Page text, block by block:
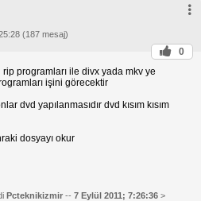
(187 mesaj)
0
programları ile divx yada mkv ye
işini görecektir
dvd yapılanmasıdır dvd kısım kısım
dosyayı okur
Pcteknikizmir -- 7 Eylül 2011; 7:26:36 >